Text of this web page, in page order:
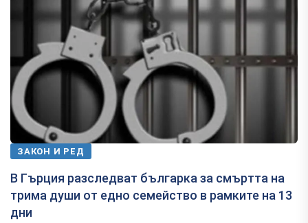
ЗАКОН И РЕД
В Гърция разследват българка за смъртта на
трима души от едно семейство в рамките на 13
дни